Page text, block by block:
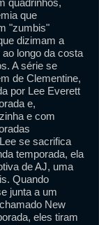
quadrinhos,
que
"zumbis"
dizimam a
longo da costa
A série se
de Clementine,
por Lee Everett
e,
e com
se sacrifica
temporada, ela
de AJ, uma
Quando
junta a um
New
eles tiram